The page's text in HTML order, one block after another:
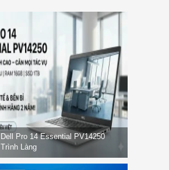
Dell Pro 14 Essential PV14250
Trình Làng